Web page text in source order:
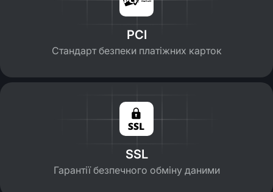
PCI
Стандарт безпеки платіжних карток
SSL
Гарантії безпечного обміну даними